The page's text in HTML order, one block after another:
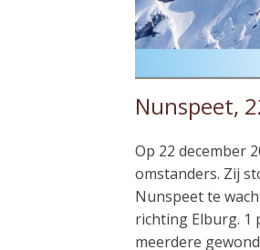
Nunspeet,
Op 22 december
omstanders. Zij
Nunspeet te
richting Elburg. 1
meerdere